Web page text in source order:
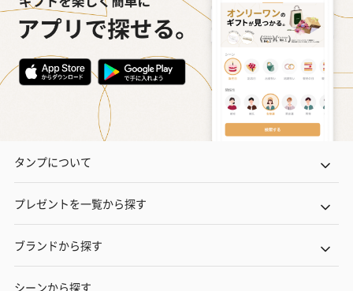
タンプについて
プレゼントを一覧から探す
ブランドから探す
シーンから探す